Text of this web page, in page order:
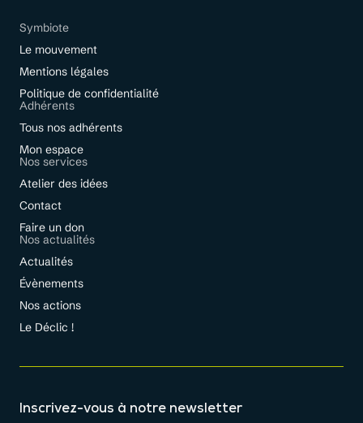
Symbiote
Le mouvement
Mentions légales
Politique de confidentialité
Adhérents
Tous nos adhérents
Mon espace
Nos services
Atelier des idées
Contact
Faire un don
Nos actualités
Actualités
Évènements
Nos actions
Le Déclic !
Inscrivez-vous à notre newsletter